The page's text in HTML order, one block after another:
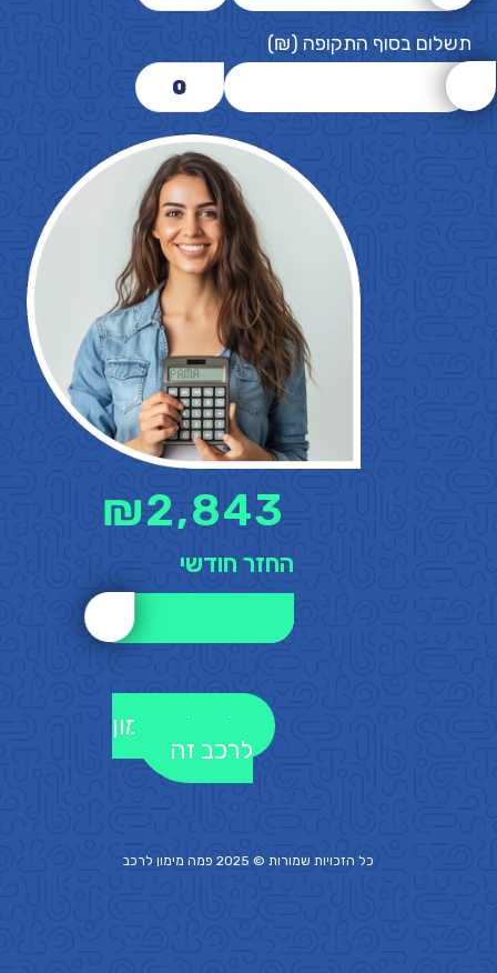
תשלום בסוף התקופה (₪)
0
2,843
₪
החזר חודשי
לקבלת מימון
לרכב זה
כל הזכויות שמורות © 2025 פמה מימון לרכב